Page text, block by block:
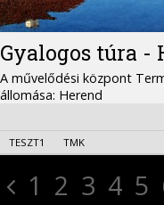
Gyalogos túra -
A művelődési központ
állomása: Herend
TESZT1 TMK
1 2 3 4 5